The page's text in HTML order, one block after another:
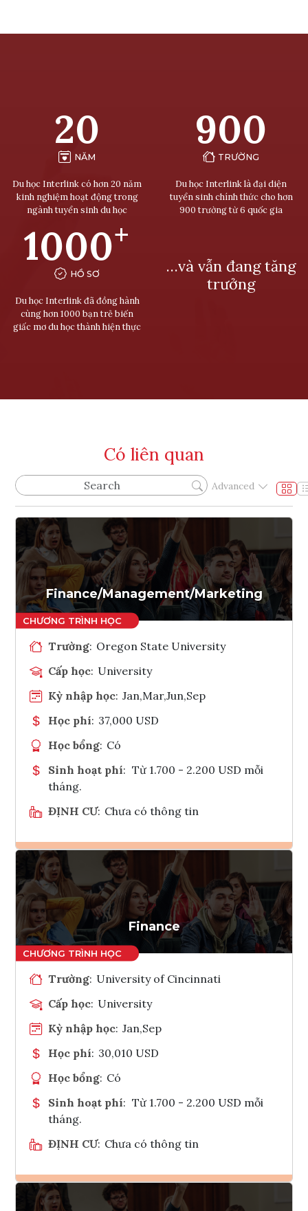
20
NĂM
Du học Interlink có hơn 20 năm
kinh nghiệm hoạt động trong
ngành tuyển sinh du học
900
TRƯỜNG
Du học Interlink là đại diện
tuyển sinh chính thức cho hơn
900 trường từ 6 quốc gia
1000+
HỒ SƠ
Du học Interlink đã đồng hành
cùng hơn 1000 bạn trẻ biến
giấc mơ du học thành hiện thực
…và vẫn đang tăng
trưởng
Có liên quan
Advanced
Finance/Management/Marketing
Trường: Oregon State University
Cấp học: University
Kỳ nhập học: Jan,Mar,Jun,Sep
Học phí: 37,000 USD
Học bổng: Có
Sinh hoạt phí: Từ 1.700 - 2.200 USD mỗi
tháng.
ĐỊNH CƯ: Chưa có thông tin
Ghi danh
Tham vấn Interlink
Finance
Trường: University of Cincinnati
Cấp học: University
Kỳ nhập học: Jan,Sep
Học phí: 30,010 USD
Học bổng: Có
Sinh hoạt phí: Từ 1.700 - 2.200 USD mỗi
tháng.
ĐỊNH CƯ: Chưa có thông tin
Ghi danh